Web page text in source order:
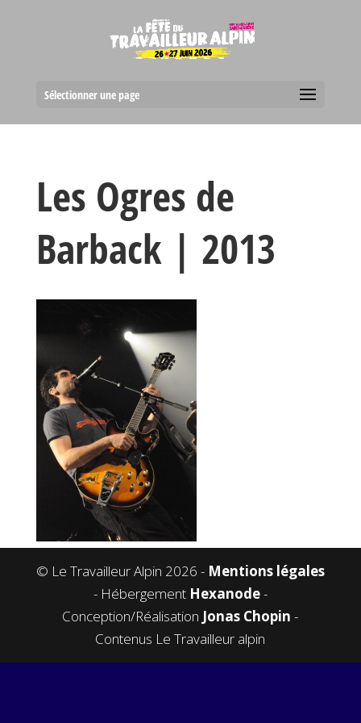
Sélectionner une page
Les Ogres de
Barback | 2013
© Le Travailleur Alpin 2026 - Mentions légales
- Hébergement Hexanode-
Conception/Réalisation Jonas Chopin -
Contenus Le Travailleur alpin